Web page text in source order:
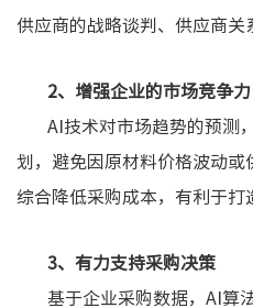
供应商的战略谈判、供应商关
2、增强企业的市场竞争力
AI技术对市场趋势的预测
划，避免因原材料价格波动或
综合降低采购成本，有利于打
3、有力支持采购决策
基于企业采购数据，AI算